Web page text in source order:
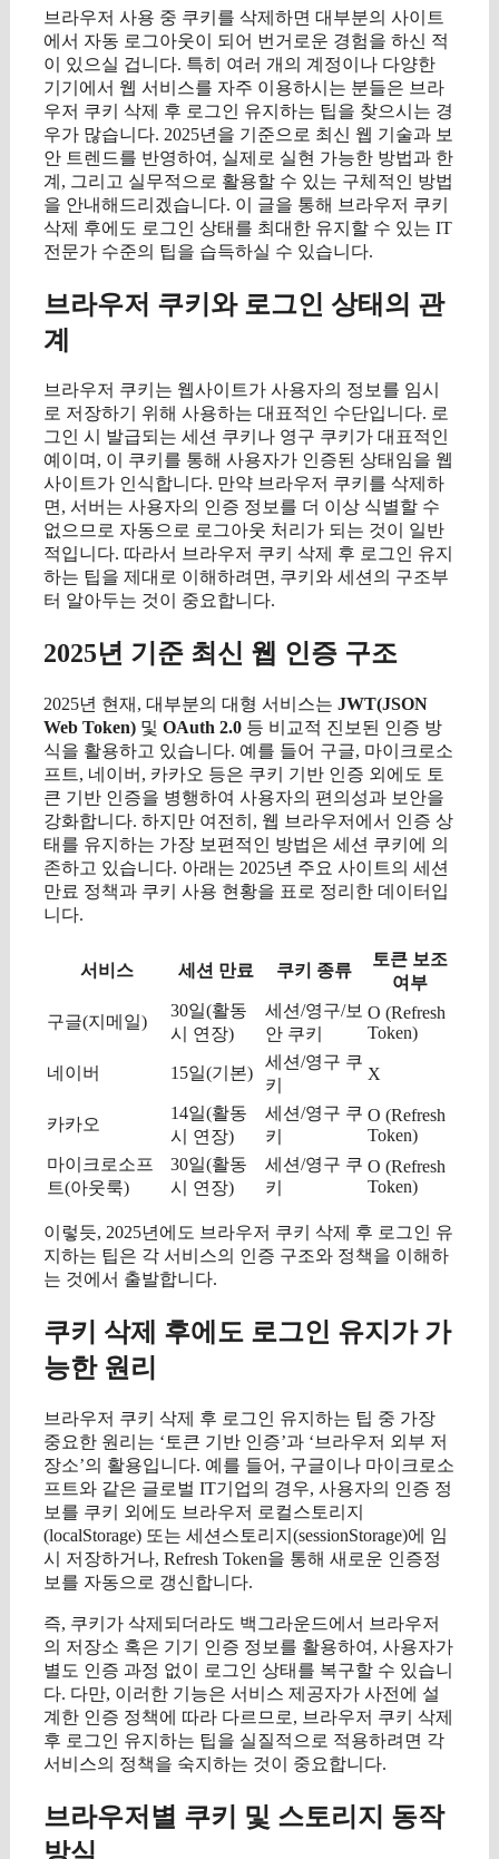
브라우저 사용 중 쿠키를 삭제하면 대부분의 사이트
에서 자동 로그아웃이 되어 번거로운 경험을 하신 적
이 있으실 겁니다. 특히 여러 개의 계정이나 다양한
기기에서 웹 서비스를 자주 이용하시는 분들은 브라
우저 쿠키 삭제 후 로그인 유지하는 팁을 찾으시는 경
우가 많습니다. 2025년을 기준으로 최신 웹 기술과 보
안 트렌드를 반영하여, 실제로 실현 가능한 방법과 한
계, 그리고 실무적으로 활용할 수 있는 구체적인 방법
을 안내해드리겠습니다. 이 글을 통해 브라우저 쿠키
삭제 후에도 로그인 상태를 최대한 유지할 수 있는 IT
전문가 수준의 팁을 습득하실 수 있습니다.
브라우저 쿠키와 로그인 상태의 관
계
브라우저 쿠키는 웹사이트가 사용자의 정보를 임시
로 저장하기 위해 사용하는 대표적인 수단입니다. 로
그인 시 발급되는 세션 쿠키나 영구 쿠키가 대표적인
예이며, 이 쿠키를 통해 사용자가 인증된 상태임을 웹
사이트가 인식합니다. 만약 브라우저 쿠키를 삭제하
면, 서버는 사용자의 인증 정보를 더 이상 식별할 수
없으므로 자동으로 로그아웃 처리가 되는 것이 일반
적입니다. 따라서 브라우저 쿠키 삭제 후 로그인 유지
하는 팁을 제대로 이해하려면, 쿠키와 세션의 구조부
터 알아두는 것이 중요합니다.
2025년 기준 최신 웹 인증 구조
2025년 현재, 대부분의 대형 서비스는 JWT(JSON
Web Token) 및 OAuth 2.0 등 비교적 진보된 인증 방
식을 활용하고 있습니다. 예를 들어 구글, 마이크로소
프트, 네이버, 카카오 등은 쿠키 기반 인증 외에도 토
큰 기반 인증을 병행하여 사용자의 편의성과 보안을
강화합니다. 하지만 여전히, 웹 브라우저에서 인증 상
태를 유지하는 가장 보편적인 방법은 세션 쿠키에 의
존하고 있습니다. 아래는 2025년 주요 사이트의 세션
만료 정책과 쿠키 사용 현황을 표로 정리한 데이터입
니다.
서비스 세션 만료 쿠키 종류
토큰 보조
여부
구글(지메일)
30일(활동
시 연장)
세션/영구/보
안 쿠키
O (Refresh
Token)
네이버 15일(기본)
세션/영구 쿠
키
X
카카오
14일(활동
시 연장)
세션/영구 쿠
키
O (Refresh
Token)
마이크로소프
트(아웃룩)
30일(활동
시 연장)
세션/영구 쿠
키
O (Refresh
Token)
이렇듯, 2025년에도 브라우저 쿠키 삭제 후 로그인 유
지하는 팁은 각 서비스의 인증 구조와 정책을 이해하
는 것에서 출발합니다.
쿠키 삭제 후에도 로그인 유지가 가
능한 원리
브라우저 쿠키 삭제 후 로그인 유지하는 팁 중 가장
중요한 원리는 ‘토큰 기반 인증’과 ‘브라우저 외부 저
장소’의 활용입니다. 예를 들어, 구글이나 마이크로소
프트와 같은 글로벌 IT기업의 경우, 사용자의 인증 정
보를 쿠키 외에도 브라우저 로컬스토리지
(localStorage) 또는 세션스토리지(sessionStorage)에 임
시 저장하거나, Refresh Token을 통해 새로운 인증정
보를 자동으로 갱신합니다.
즉, 쿠키가 삭제되더라도 백그라운드에서 브라우저
의 저장소 혹은 기기 인증 정보를 활용하여, 사용자가
별도 인증 과정 없이 로그인 상태를 복구할 수 있습니
다. 다만, 이러한 기능은 서비스 제공자가 사전에 설
계한 인증 정책에 따라 다르므로, 브라우저 쿠키 삭제
후 로그인 유지하는 팁을 실질적으로 적용하려면 각
서비스의 정책을 숙지하는 것이 중요합니다.
브라우저별 쿠키 및 스토리지 동작
방식